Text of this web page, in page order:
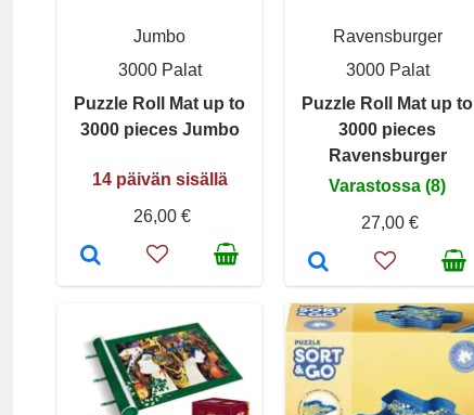
Jumbo
3000 Palat
Puzzle Roll Mat up to
3000 pieces Jumbo
14 päivän sisällä
26,00 €
Ravensburger
3000 Palat
Puzzle Roll Mat up to
3000 pieces
Ravensburger
Varastossa (8)
27,00 €